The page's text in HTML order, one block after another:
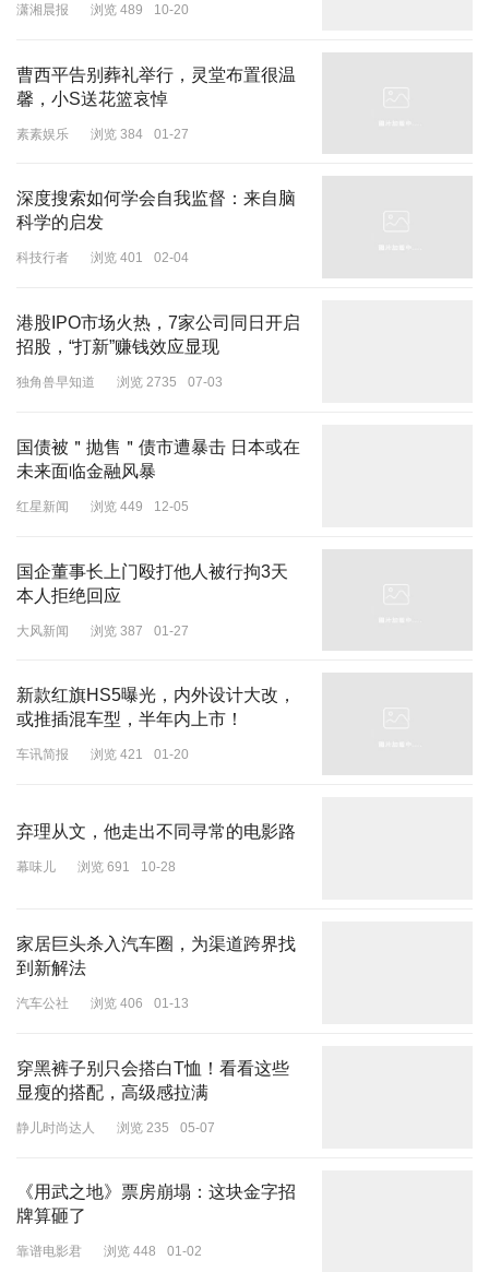
潇湘晨报 浏览 489 10-20
曹西平告别葬礼举行，灵堂布置很温
馨，小S送花篮哀悼
素素娱乐 浏览 384 01-27
深度搜索如何学会自我监督：来自脑
科学的启发
科技行者 浏览 401 02-04
港股IPO市场火热，7家公司同日开启
招股，“打新”赚钱效应显现
独角兽早知道 浏览 2735 07-03
国债被＂抛售＂债市遭暴击 日本或在
未来面临金融风暴
红星新闻 浏览 449 12-05
国企董事长上门殴打他人被行拘3天
本人拒绝回应
大风新闻 浏览 387 01-27
新款红旗HS5曝光，内外设计大改，
或推插混车型，半年内上市！
车讯简报 浏览 421 01-20
弃理从文，他走出不同寻常的电影路
幕味儿 浏览 691 10-28
家居巨头杀入汽车圈，为渠道跨界找
到新解法
汽车公社 浏览 406 01-13
穿黑裤子别只会搭白T恤！看看这些
显瘦的搭配，高级感拉满
静儿时尚达人 浏览 235 05-07
《用武之地》票房崩塌：这块金字招
牌算砸了
靠谱电影君 浏览 448 01-02